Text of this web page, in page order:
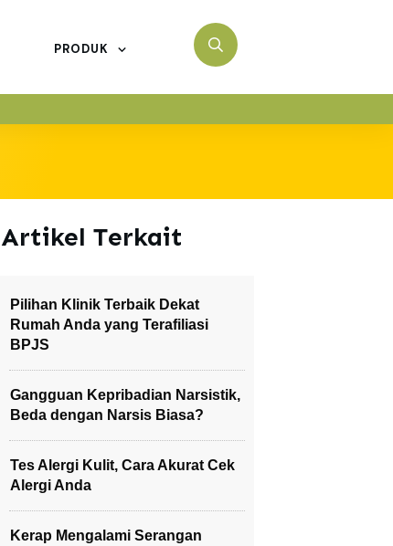
PRODUK
Artikel Terkait
Pilihan Klinik Terbaik Dekat
Rumah Anda yang Terafiliasi
BPJS
Gangguan Kepribadian Narsistik,
Beda dengan Narsis Biasa?
Tes Alergi Kulit, Cara Akurat Cek
Alergi Anda
Kerap Mengalami Serangan